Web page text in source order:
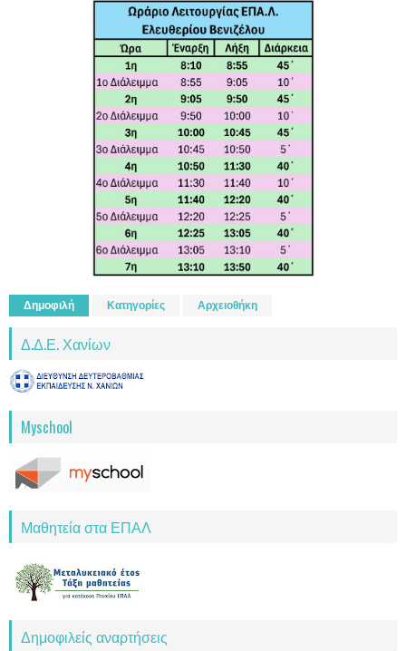
Δημοφιλή Κατηγορίες Αρχειοθήκη
Δ.Δ.Ε. Χανίων
Myschool
Μαθητεία στα ΕΠΑΛ
Δημοφιλείς αναρτήσεις